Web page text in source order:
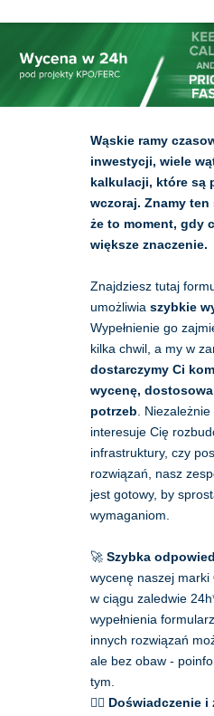
Wąskie ramy
inwestycji, wiele
kalkulacji, które są
wczoraj. Znamy ten
że to moment, gdy
większe znaczenie.
Znajdziesz tutaj
umożliwia szybkie
Wypełnienie go
dostarczymy Ci
wycenę,
potrzeb .
interesuje Cię
infrastruktury, czy
rozwiązań, nasz
jest gotowy, by
wymaganiom.
🚀 Szybka
wycenę naszej marki
w ciągu zaledwie
wypełnienia
innych rozwiązań
ale bez obaw -
tym.
🙋‍♂️ Doświadczenie i